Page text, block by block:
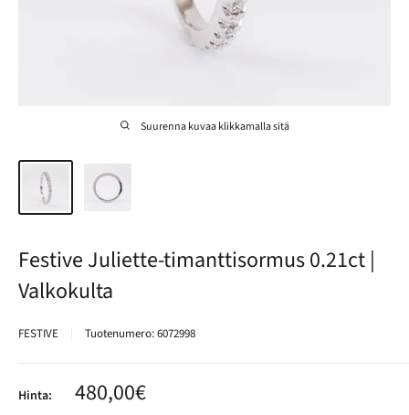
Suurenna kuvaa klikkamalla sitä
Festive Juliette-timanttisormus 0.21ct |
Valkokulta
FESTIVE Tuotenumero:6072998
Hinta: Alennushinta
480,00€